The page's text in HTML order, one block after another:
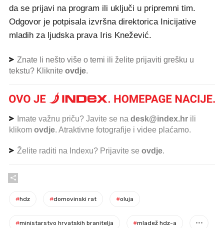
da se prijavi na program ili uključi u pripremni tim.
Odgovor je potpisala izvršna direktorica Inicijative
mladih za ljudska prava Iris Knežević.
Znate li nešto više o temi ili želite prijaviti grešku u
tekstu? Kliknite ovdje.
Imate važnu priču? Javite se na desk@index.hr ili
klikom ovdje. Atraktivne fotografije i videe plaćamo.
Želite raditi na Indexu? Prijavite se ovdje.
#hdz #domovinski rat #oluja
#ministarstvo hrvatskih branitelja #mladež hdz-a